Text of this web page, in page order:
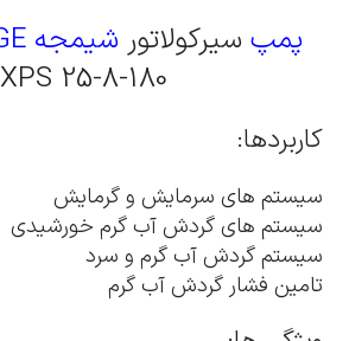
پمپ سیرکولاتور شیمجه SHIMGE
XPS 25-8-180
کاربردها:
سیستم های سرمایش و گرمایش
سیستم های گردش آب گرم خورشیدی
سیستم گردش آب گرم و سرد
تامین فشار گردش آب گرم